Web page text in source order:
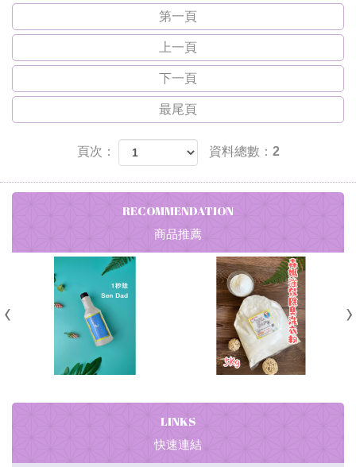
第一頁
上一頁
下一頁
最尾頁
頁次： 資料總數：2
RECOMMENDATION
商品推薦
LINKS
快速連結